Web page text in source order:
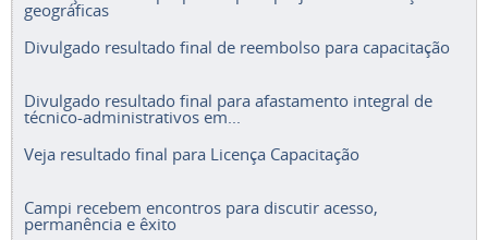
geográficas
Divulgado resultado final de reembolso para capacitação
Divulgado resultado final para afastamento integral de
técnico-administrativos em...
Veja resultado final para Licença Capacitação
Campi recebem encontros para discutir acesso,
permanência e êxito